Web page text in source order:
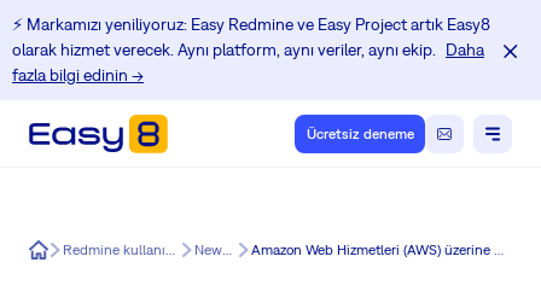
⚡️ Markamızı yeniliyoruz: Easy Redmine ve Easy Project artık Easy8
olarak hizmet verecek. Aynı platform, aynı veriler, aynı ekip.
Daha
fazla bilgi edinin →
Ücretsiz deneme
Easy8 Redmine kullanıcıları için Eğitim Merkezi News in Easy8 Amazon Web Hizmetleri (AWS) üzerine Redmine Nasıl Kurulur - Ubuntu 18.04 LTS - Bölüm 1